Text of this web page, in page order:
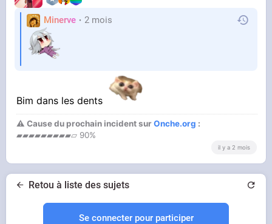
Minerve 2 mois
Bim dans les dents
⚠ Cause du prochain incident surOnche.org :
▰▰▰▰▰▰▰▰▰▱ 90%
il y a 2 mois
Retou à liste des sujets
Se connecter pour participer